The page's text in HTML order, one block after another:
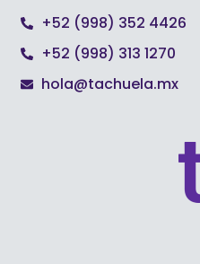
+52 (998) 352 4426
+52 (998) 313 1270
hola@tachuela.mx